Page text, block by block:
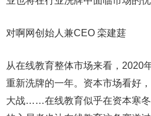
对啊网创始人兼CEO 栾建莛
从在线教育整体市场来看，2020
重新洗牌的一年。资本市场看好
大战……在线教育似乎在资本寒